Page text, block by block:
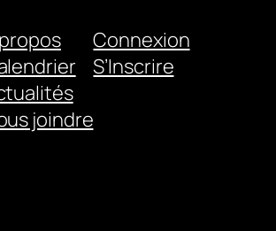
joindre
Connexion
S’Inscrire